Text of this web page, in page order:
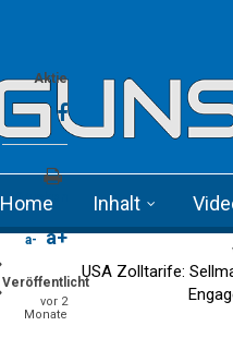
Home Inhalt
USA Zolltarife:
Aktie
Drucken
a- a+
Veröffentlicht
vor 2
Monate